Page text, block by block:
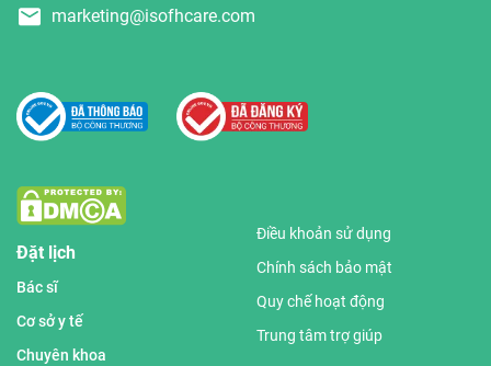
marketing@isofhcare.com
Đặt lịch
Bác sĩ
Cơ sở y tế
Chuyên khoa
Điều khoản sử dụng
Chính sách bảo mật
Quy chế hoạt động
Trung tâm trợ giúp